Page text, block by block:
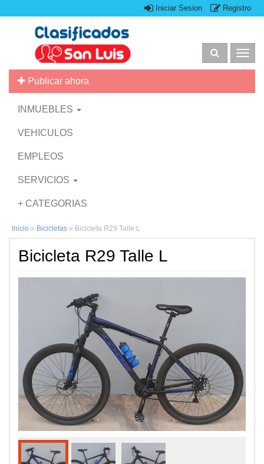
Iniciar Sesion Registro
Publicar ahora
INMUEBLES
VEHICULOS
EMPLEOS
SERVICIOS
+ CATEGORIAS
Inicio » Bicicletas » Bicicleta R29 Talle L
Bicicleta R29 Talle L